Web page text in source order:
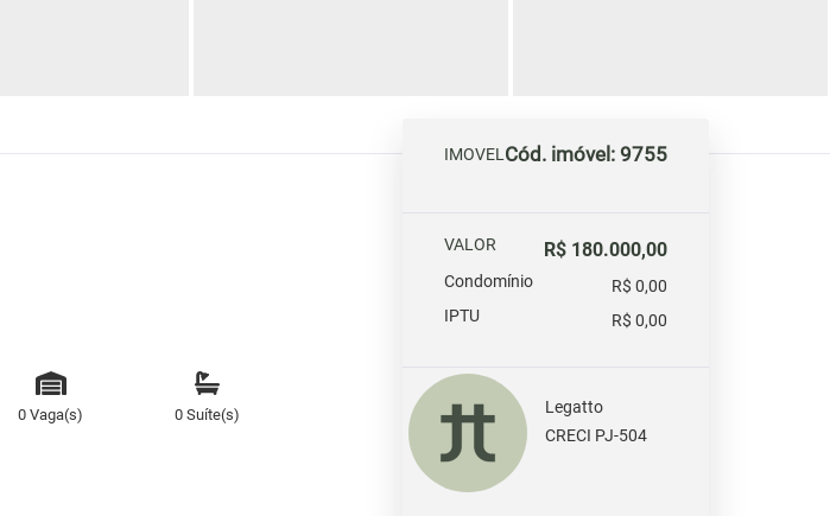
0 Vaga(s) 0 Suíte(s)
IMOVELCód. imóvel: 9755
VALOR R$ 180.000,00
Condomínio
R$ 0,00
IPTU
R$ 0,00
Legatto
CRECI PJ-504